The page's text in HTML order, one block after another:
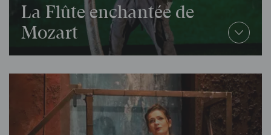
La Flûte enchantée de
Mozart